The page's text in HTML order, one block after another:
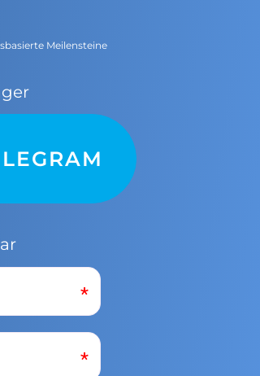
Meilensteine